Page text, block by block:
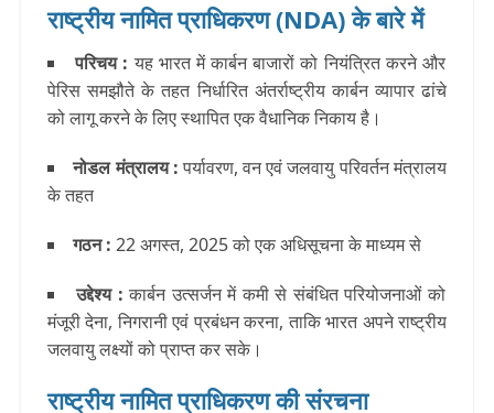
राष्ट्रीय नामित प्राधिकरण (NDA) के बारे में
परिचय : यह भारत में कार्बन बाजारों को नियंत्रित करने और
पेरिस समझौते के तहत निर्धारित अंतर्राष्ट्रीय कार्बन व्यापार ढांचे
को लागू करने के लिए स्थापित एक वैधानिक निकाय है।
नोडल मंत्रालय : पर्यावरण, वन एवं जलवायु परिवर्तन मंत्रालय
के तहत
गठन : 22 अगस्त, 2025 को एक अधिसूचना के माध्यम से
उद्देश्य: कार्बन उत्सर्जन में कमी से संबंधित परियोजनाओं को
मंजूरी देना, निगरानी एवं प्रबंधन करना, ताकि भारत अपने राष्ट्रीय
जलवायु लक्ष्यों को प्राप्त कर सके।
राष्ट्रीय नामित प्राधिकरण की संरचना